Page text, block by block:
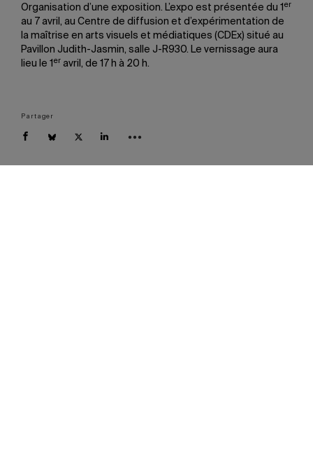
Organisation d’une exposition. L’expo est présentée du 1 er
au 7 avril, au Centre de diffusion et d’expérimentation de
la maîtrise en arts visuels et médiatiques (CDEx) situé au
Pavillon Judith-Jasmin, salle J-R930. Le vernissage aura
lieu le 1 er avril, de 17 h à 20 h.
Partager